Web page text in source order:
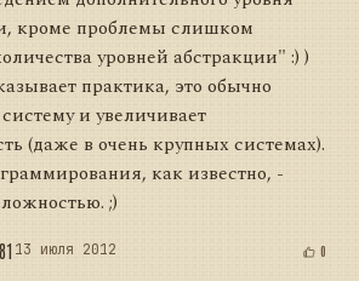
кроме проблемы слишком
уровней абстракции" :) )
практика, это обычно
и увеличивает
(даже в очень крупных системах).
как известно, -
;)
13 июля 2012 0